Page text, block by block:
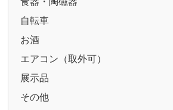
自転車
お酒
エアコン（取外可）
展示品
その他